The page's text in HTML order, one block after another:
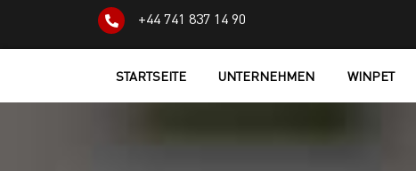
+44 741 837 14 90
STARTSEITE UNTERNEHMEN WINPET